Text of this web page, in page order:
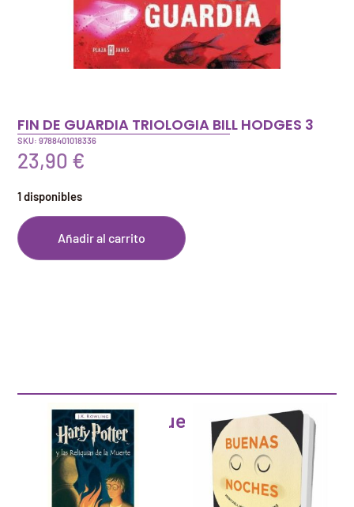
FIN DE GUARDIA TRIOLOGIA BILL HODGES 3
SKU: 9788401018336
23,90 €
1 disponibles
Añadir al carrito
Artículos que pueden interesarte